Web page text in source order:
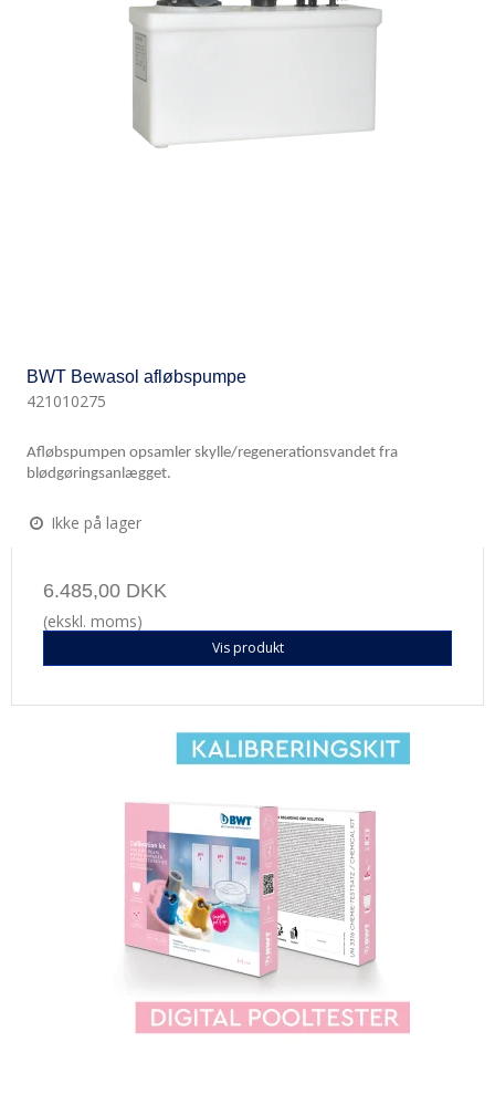
BWT Bewasol afløbspumpe
421010275
Afløbspumpen opsamler skylle/regenerationsvandet fra
blødgøringsanlægget.
Ikke på lager
6.485,00 DKK
(ekskl. moms)
Vis produkt